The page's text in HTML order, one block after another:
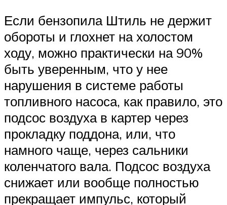
Если бензопила Штиль не держит
обороты и глохнет на холостом
ходу, можно практически на 90%
быть уверенным, что у нее
нарушения в системе работы
топливного насоса, как правило, это
подсос воздуха в картер через
прокладку поддона, или, что
намного чаще, через сальники
коленчатого вала. Подсос воздуха
снижает или вообще полностью
прекращает импульс, который